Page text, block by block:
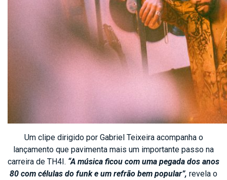
Um clipe dirigido por Gabriel Teixeira acompanha o
lançamento que pavimenta mais um importante passo na
carreira de TH4I. “A música ficou com uma pegada dos anos
80 com células do funk e um refrão bem popular”, revela o